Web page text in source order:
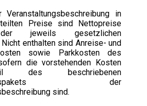
in
Preise sind Nettopreise
jeweils gesetzlichen
enthalten sind Anreise- und
sowie Parkkosten des
die vorstehenden Kosten
des beschriebenen
der
sind.